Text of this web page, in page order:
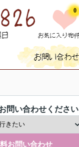
0
問い合わせください
お問い合わせ